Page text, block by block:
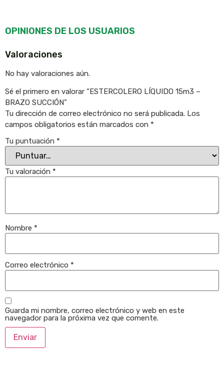
OPINIONES DE LOS USUARIOS
Valoraciones
No hay valoraciones aún.
Sé el primero en valorar “ESTERCOLERO LÍQUIDO 15m3 –
BRAZO SUCCIÓN”
Tu dirección de correo electrónico no será publicada. Los
campos obligatorios están marcados con *
Tu puntuación *
Tu valoración *
Nombre *
Correo electrónico *
Guarda mi nombre, correo electrónico y web en este
navegador para la próxima vez que comente.